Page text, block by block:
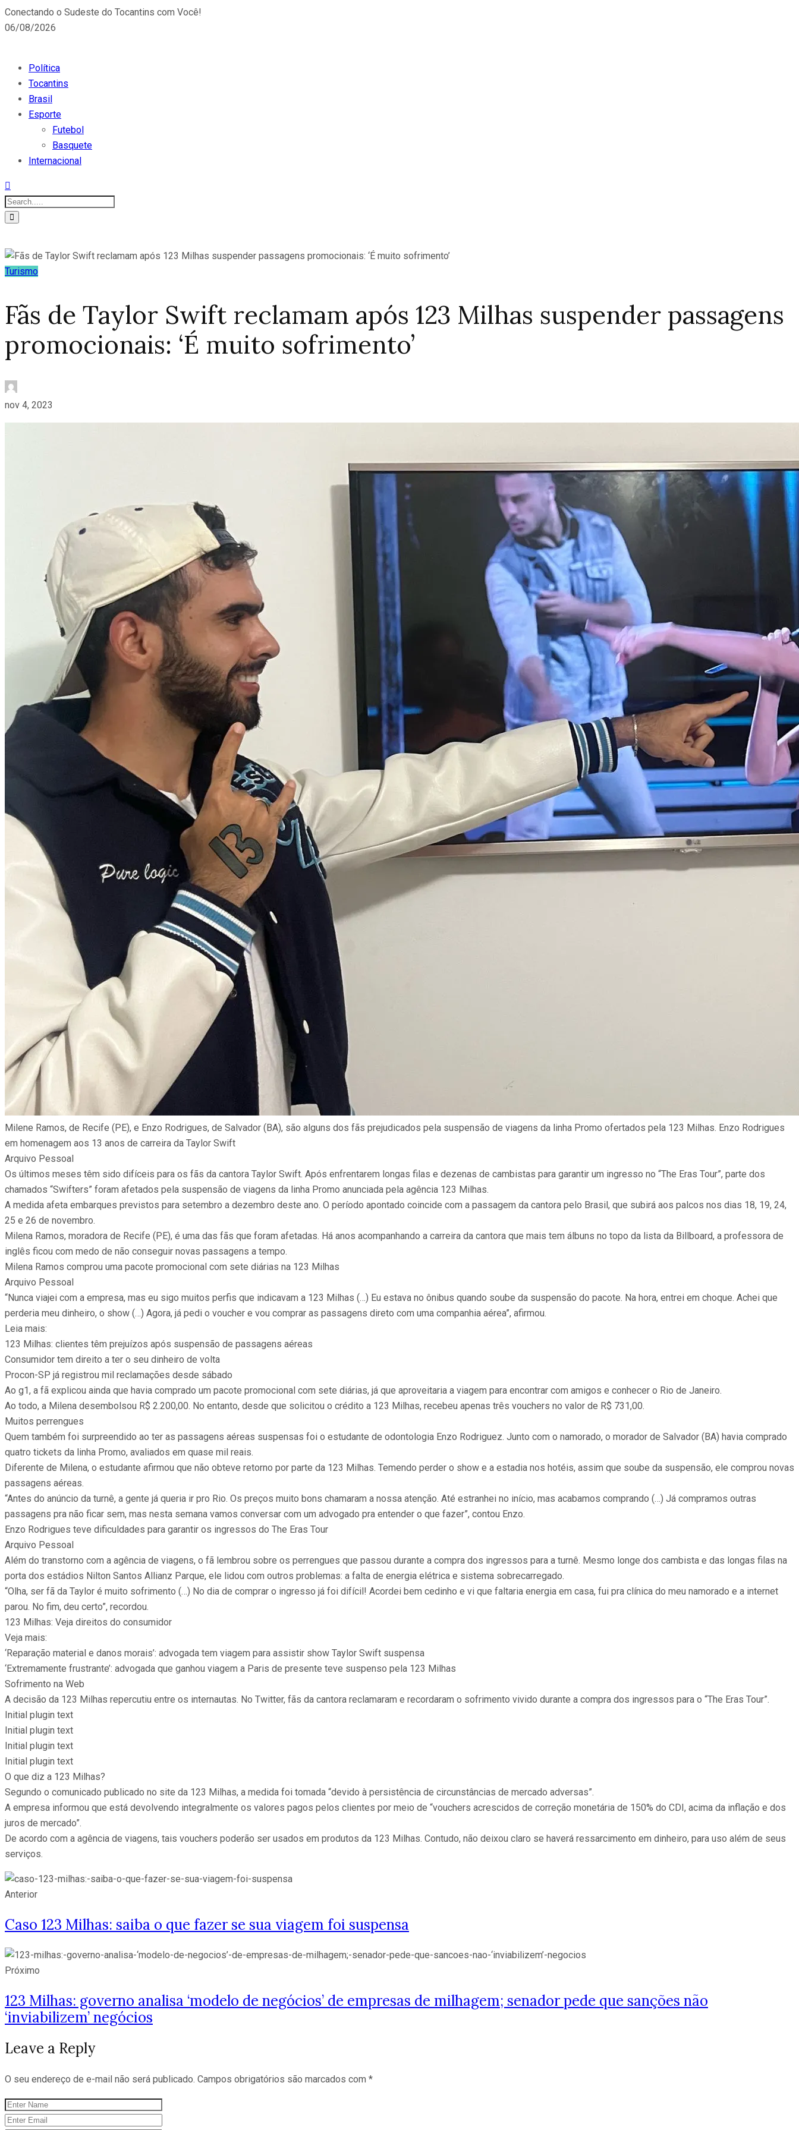
Conectando o Sudeste do Tocantins com Você!
06/08/2026
Política
Tocantins
Brasil
Esporte
Futebol
Basquete
Internacional
Turismo
Fãs de Taylor Swift reclamam após 123 Milhas suspender passagens
promocionais: ‘É muito sofrimento’
nov 4, 2023
Milene Ramos, de Recife (PE), e Enzo Rodrigues, de Salvador (BA), são alguns dos fãs prejudicados pela suspensão de viagens da linha Promo ofertados pela 123 Milhas. Enzo Rodrigues
em homenagem aos 13 anos de carreira da Taylor Swift
Arquivo Pessoal
Os últimos meses têm sido difíceis para os fãs da cantora Taylor Swift. Após enfrentarem longas filas e dezenas de cambistas para garantir um ingresso no “The Eras Tour”, parte dos
chamados “Swifters” foram afetados pela suspensão de viagens da linha Promo anunciada pela agência 123 Milhas.
A medida afeta embarques previstos para setembro a dezembro deste ano. O período apontado coincide com a passagem da cantora pelo Brasil, que subirá aos palcos nos dias 18, 19, 24,
25 e 26 de novembro.
Milena Ramos, moradora de Recife (PE), é uma das fãs que foram afetadas. Há anos acompanhando a carreira da cantora que mais tem álbuns no topo da lista da Billboard, a professora de
inglês ficou com medo de não conseguir novas passagens a tempo.
Milena Ramos comprou uma pacote promocional com sete diárias na 123 Milhas
Arquivo Pessoal
“Nunca viajei com a empresa, mas eu sigo muitos perfis que indicavam a 123 Milhas (…) Eu estava no ônibus quando soube da suspensão do pacote. Na hora, entrei em choque. Achei que
perderia meu dinheiro, o show (…) Agora, já pedi o voucher e vou comprar as passagens direto com uma companhia aérea”, afirmou.
Leia mais:
123 Milhas: clientes têm prejuízos após suspensão de passagens aéreas
Consumidor tem direito a ter o seu dinheiro de volta
Procon-SP já registrou mil reclamações desde sábado
Ao g1, a fã explicou ainda que havia comprado um pacote promocional com sete diárias, já que aproveitaria a viagem para encontrar com amigos e conhecer o Rio de Janeiro.
Ao todo, a Milena desembolsou R$ 2.200,00. No entanto, desde que solicitou o crédito a 123 Milhas, recebeu apenas três vouchers no valor de R$ 731,00.
Muitos perrengues
Quem também foi surpreendido ao ter as passagens aéreas suspensas foi o estudante de odontologia Enzo Rodriguez. Junto com o namorado, o morador de Salvador (BA) havia comprado
quatro tickets da linha Promo, avaliados em quase mil reais.
Diferente de Milena, o estudante afirmou que não obteve retorno por parte da 123 Milhas. Temendo perder o show e a estadia nos hotéis, assim que soube da suspensão, ele comprou novas
passagens aéreas.
“Antes do anúncio da turnê, a gente já queria ir pro Rio. Os preços muito bons chamaram a nossa atenção. Até estranhei no início, mas acabamos comprando (…) Já compramos outras
passagens pra não ficar sem, mas nesta semana vamos conversar com um advogado pra entender o que fazer”, contou Enzo.
Enzo Rodrigues teve dificuldades para garantir os ingressos do The Eras Tour
Arquivo Pessoal
Além do transtorno com a agência de viagens, o fã lembrou sobre os perrengues que passou durante a compra dos ingressos para a turnê. Mesmo longe dos cambista e das longas filas na
porta dos estádios Nilton Santos Allianz Parque, ele lidou com outros problemas: a falta de energia elétrica e sistema sobrecarregado.
“Olha, ser fã da Taylor é muito sofrimento (…) No dia de comprar o ingresso já foi difícil! Acordei bem cedinho e vi que faltaria energia em casa, fui pra clínica do meu namorado e a internet
parou. No fim, deu certo”, recordou.
123 Milhas: Veja direitos do consumidor
Veja mais:
‘Reparação material e danos morais’: advogada tem viagem para assistir show Taylor Swift suspensa
‘Extremamente frustrante’: advogada que ganhou viagem a Paris de presente teve suspenso pela 123 Milhas
Sofrimento na Web
A decisão da 123 Milhas repercutiu entre os internautas. No Twitter, fãs da cantora reclamaram e recordaram o sofrimento vivido durante a compra dos ingressos para o “The Eras Tour”.
Initial plugin text
Initial plugin text
Initial plugin text
Initial plugin text
O que diz a 123 Milhas?
Segundo o comunicado publicado no site da 123 Milhas, a medida foi tomada “devido à persistência de circunstâncias de mercado adversas”.
A empresa informou que está devolvendo integralmente os valores pagos pelos clientes por meio de “vouchers acrescidos de correção monetária de 150% do CDI, acima da inflação e dos
juros de mercado”.
De acordo com a agência de viagens, tais vouchers poderão ser usados em produtos da 123 Milhas. Contudo, não deixou claro se haverá ressarcimento em dinheiro, para uso além de seus
serviços.
Anterior
Caso 123 Milhas: saiba o que fazer se sua viagem foi suspensa
Próximo
123 Milhas: governo analisa ‘modelo de negócios’ de empresas de milhagem; senador pede que sanções não
‘inviabilizem’ negócios
Leave a Reply
O seu endereço de e-mail não será publicado. Campos obrigatórios são marcados com *